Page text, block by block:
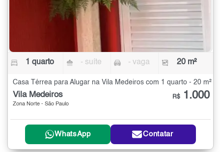
1 quarto - suíte - vaga 20 m²
Casa Térrea para Alugar na Vila Medeiros com 1 quarto - 20 m²
Vila Medeiros
Zona Norte - São Paulo
R$ 1.000
WhatsApp Contatar